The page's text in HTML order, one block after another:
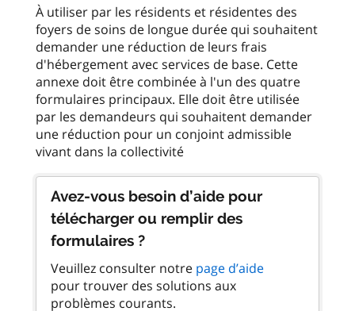
À utiliser par les résidents et résidentes des
foyers de soins de longue durée qui souhaitent
demander une réduction de leurs frais
d'hébergement avec services de base. Cette
annexe doit être combinée à l'un des quatre
formulaires principaux. Elle doit être utilisée
par les demandeurs qui souhaitent demander
une réduction pour un conjoint admissible
Avez-vous besoin d’aide pour
télécharger ou remplir des
formulaires ?
Veuillez consulter notre page d’aide
pour trouver des solutions aux
problèmes courants.